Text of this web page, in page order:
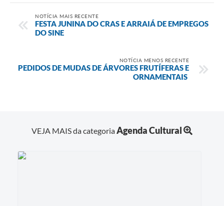
NOTÍCIA MAIS RECENTE
FESTA JUNINA DO CRAS E ARRAIÁ DE EMPREGOS
DO SINE
NOTÍCIA MENOS RECENTE
PEDIDOS DE MUDAS DE ÁRVORES FRUTÍFERAS E
ORNAMENTAIS
VEJA MAIS da categoriaAgenda Cultural